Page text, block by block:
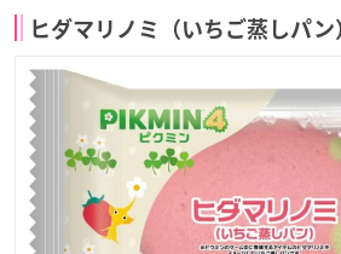
ヒダマリノミ（いちご蒸しパン